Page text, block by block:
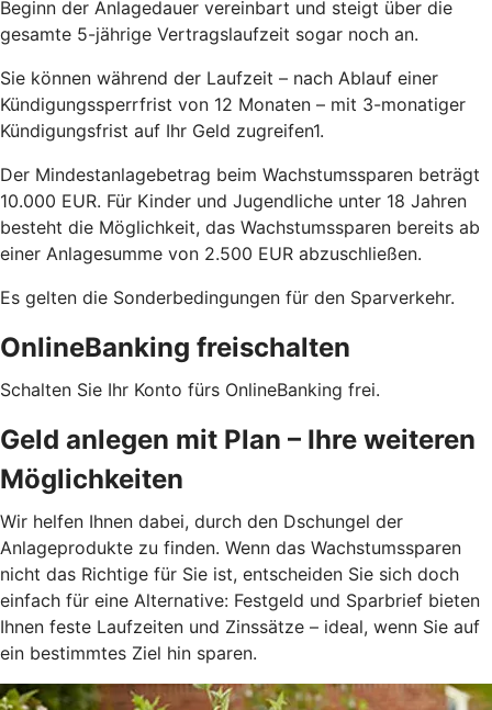
Beginn der Anlagedauer vereinbart und steigt über die
gesamte 5-jährige Vertragslaufzeit sogar noch an.
Sie können während der Laufzeit – nach Ablauf einer
Kündigungssperrfrist von 12 Monaten – mit 3-monatiger
Kündigungsfrist auf Ihr Geld zugreifen1.
Der Mindestanlagebetrag beim Wachstumssparen beträgt
10.000 EUR. Für Kinder und Jugendliche unter 18 Jahren
besteht die Möglichkeit, das Wachstumssparen bereits ab
einer Anlagesumme von 2.500 EUR abzuschließen.
Es gelten die Sonderbedingungen für den Sparverkehr.
OnlineBanking freischalten
Schalten Sie Ihr Konto fürs OnlineBanking frei.
Geld anlegen mit Plan – Ihre weiteren
Möglichkeiten
Wir helfen Ihnen dabei, durch den Dschungel der
Anlageprodukte zu finden. Wenn das Wachstumssparen
nicht das Richtige für Sie ist, entscheiden Sie sich doch
einfach für eine Alternative: Festgeld und Sparbrief bieten
Ihnen feste Laufzeiten und Zinssätze – ideal, wenn Sie auf
ein bestimmtes Ziel hin sparen.